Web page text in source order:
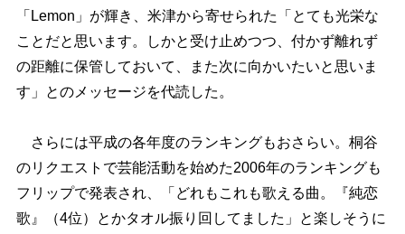
「Lemon」が輝き、米津から寄せられた「とても光栄な
ことだと思います。しかと受け止めつつ、付かず離れず
の距離に保管しておいて、また次に向かいたいと思いま
す」とのメッセージを代読した。
さらには平成の各年度のランキングもおさらい。桐谷
のリクエストで芸能活動を始めた2006年のランキングも
フリップで発表され、「どれもこれも歌える曲。『純恋
歌』（4位）とかタオル振り回してました」と楽しそうに